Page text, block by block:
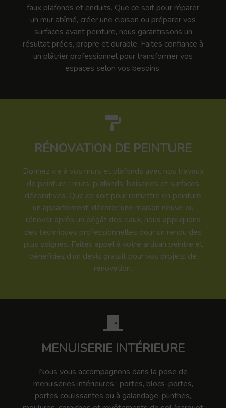
faux plafonds et enduits. Que ce soit pour réparer
un mur abîmé, créer une cloison ou préparer vos
surfaces avant peinture, nous garantissons un
résultat précis, propre et durable. Faites confiance à
un plâtrier professionnel pour transformer vos
espaces selon vos besoins.
RÉNOVATION DE PEINTURE
Donnez vie à vos murs et plafonds avec nos travaux
de peinture : murs, plafonds, boiseries et surfaces
décoratives. Que ce soit pour remettre en peinture
un appartement, décorer une maison neuve ou
rénover après un dégât des eaux, nous appliquons
des techniques professionnelles pour un rendu des
plus soignés. Faites appel à votre artisan peintre et
bénéficiez d’un devis gratuit pour vos projets de
rénovation.
MENUISERIE INTÉRIEURE
Nous vous accompagnons dans la pose de
menuiseries intérieures : portes, blocs-portes,
portes coulissantes ou à galandage, plinthes,